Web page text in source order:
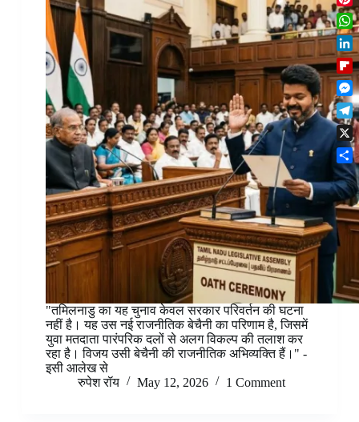
"तमिलनाडु का यह चुनाव केवल सरकार परिवर्तन की घटना
नहीं है। यह उस नई राजनीतिक बेचैनी का परिणाम है, जिसमें
युवा मतदाता पारंपरिक दलों से अलग विकल्प की तलाश कर
रहा है। विजय उसी बेचैनी की राजनीतिक अभिव्यक्ति हैं।" -
इसी आलेख से
रुपेश रॉय
May 12, 2026 1 Comment
a
c
e
b
o
o
k
P
i
n
t
e
r
e
s
t
W
h
a
t
s
A
p
p
L
i
n
k
e
d
I
n
F
l
i
p
b
o
a
r
d
M
e
s
s
e
n
g
e
r
T
e
l
e
g
r
a
m
X
S
h
a
r
e